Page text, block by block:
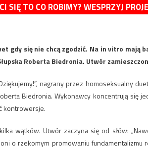
SIĘ TO CO ROBIMY? WESPRZYJ
gdy się nie chcą zgodzić. Na in vitro mają
Roberta Biedronia. Utwór
nagrany przez homoseksualny
Biedronia. Wykonawcy koncentrują się
kontrowersje.
wątków. Utwór zaczyna się od słów:
o rzekomym promowaniu fundamentalizmu